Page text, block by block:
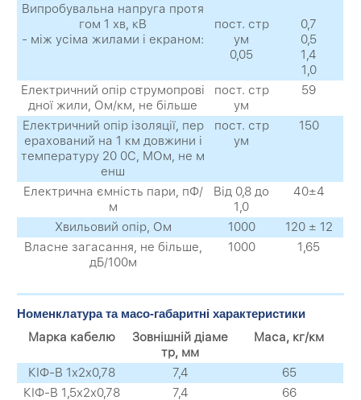
Випробувальна напруга протя
гом 1 хв, кВ
- між усіма жилами і екраном:
пост. стр
ум
0,05
0,7
0,5
1,4
1,0
Електричний опір струмопрові
дної жили, Ом/км, не більше
пост. стр
ум
59
Електричний опір ізоляції, пер
ерахований на 1 км довжини і
температуру 20 0С, МОм, не м
енш
пост. стр
ум
150
Електрична ємність пари, пФ/
м
Від 0,8 до
1,0
40±4
Хвильовий опір, Ом 1000
120 ± 12
Власне загасання, не більше,
дБ/100м
1000 1,65
Номенклатура та масо-габаритні характеристики
Марка кабелю
Зовнішній діаме
тр, мм
Маса, кг/км
КІФ-В 1х2х0,78 7,4
65
КІФ-В 1,5х2х0,78
7,4 66